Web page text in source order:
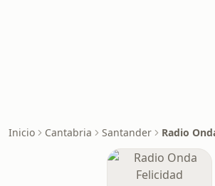
Inicio Cantabria Santander Radio